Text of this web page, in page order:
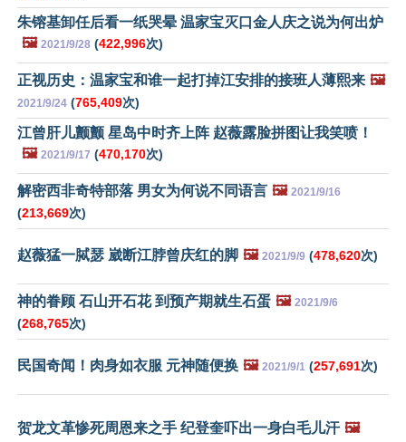
朱镕基卸任后看一纸哭晕 温家宝灭口金人庆之说为何出炉
🖼️ 2021/9/28 (422,996次)
正视历史：温家宝和谁一起打掉江安排的接班人薄熙来 🖼️
2021/9/24 (765,409次)
江曾肝儿颤颤 星岛中时齐上阵 赵薇露脸拼图让我笑喷！
🖼️ 2021/9/17 (470,170次)
解密西非奇特部落 男女为何说不同语言 🖼️ 2021/9/16
(213,669次)
赵薇猛一脦瑟 崴断江脖曾庆红的脚 🖼️ 2021/9/9 (478,620次)
神的眷顾 石山开石花 到预产期就生石蛋 🖼️ 2021/9/6
(268,765次)
民国奇闻！肉身如衣服 元神随便换 🖼️ 2021/9/1 (257,691次)
贺龙文革惨死周恩来之手 纪登奎吓出一身白毛儿汗 🖼️